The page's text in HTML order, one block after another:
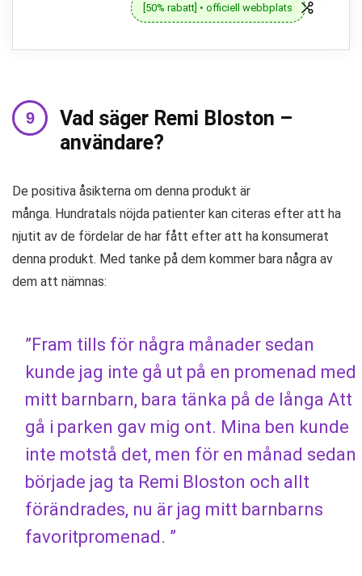
[50% rabatt] • officiell webbplats
Vad säger Remi Bloston –
användare?
De positiva åsikterna om denna produkt är
många. Hundratals nöjda patienter kan citeras efter att ha
njutit av de fördelar de har fått efter att ha konsumerat
denna produkt. Med tanke på dem kommer bara några av
dem att nämnas:
”Fram tills för några månader sedan
kunde jag inte gå ut på en promenad med
mitt barnbarn, bara tänka på de långa Att
gå i parken gav mig ont. Mina ben kunde
inte motstå det, men för en månad sedan
började jag ta Remi Bloston och allt
förändrades, nu är jag mitt barnbarns
favoritpromenad. ”